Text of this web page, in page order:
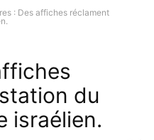
: Des affiches réclament
du
israélien.